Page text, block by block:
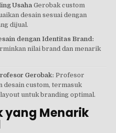
Usaha Gerobak custom
desain sesuai dengan
dijual.
dengan Identitas Brand:
nilai brand dan menarik
Gerobak: Profesor
desain custom, termasuk
untuk branding optimal.
yang Menarik